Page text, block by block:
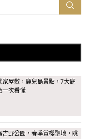
家屋敷，鹿兒島景點，7大庭
一次看懂
吉野公園，春季賞櫻聖地，眺